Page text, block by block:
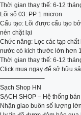
Thời gian thay thế: 6-12
Lõi số 03: PP 1 micron
Cấu tạo: Lõi được cấu tạo
nén chặt lại
Chức năng: Lọc các tạp
nước có kích thước lớn hơn
Thời gian thay thế: 6-12
Click mua ngay để sở hữu
———————-
Sạch Shop HN
SẠCH SHOP – Hệ thống
Nhận giao buôn số lượng